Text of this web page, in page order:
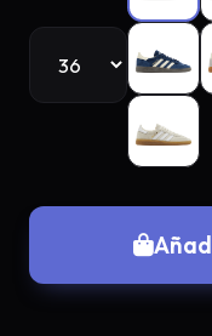
Regístrate
exclusiva
¡tienes una
No